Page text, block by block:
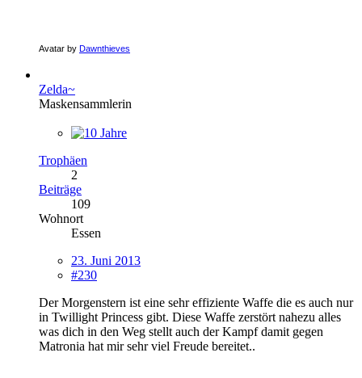
Avatar by Dawnthieves
Zelda~
Maskensammlerin
Trophäen
2
Beiträge
109
Wohnort
Essen
23. Juni 2013
#230
Der Morgenstern ist eine sehr effiziente Waffe die es auch nur
in Twillight Princess gibt. Diese Waffe zerstört nahezu alles
was dich in den Weg stellt auch der Kampf damit gegen
Matronia hat mir sehr viel Freude bereitet..